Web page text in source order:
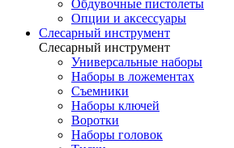
Обдувочные пистолеты
Опции и аксессуары
Слесарный инструмент
Слесарный инструмент
Универсальные наборы
Наборы в ложементах
Съемники
Наборы ключей
Воротки
Наборы головок